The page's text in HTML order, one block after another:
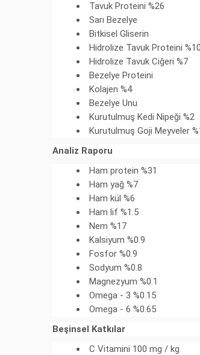
Tavuk Proteini %26
Sarı Bezelye
Bitkisel Gliserin
Hidrolize Tavuk Proteini %10
Hidrolize Tavuk Ciğeri %7
Bezelye Proteini
Kolajen %4
Bezelye Unu
Kurutulmuş Kedi Nipeği %2
Kurutulmuş Goji Meyveler
Analiz Raporu
Ham protein %31
Ham yağ %7
Ham kül %6
Ham lif %1.5
Nem %17
Kalsiyum %0.9
Fosfor %0.9
Sodyum %0.8
Magnezyum %0.1
Omega - 3 %0.15
Omega - 6 %0.65
Beşinsel Katkılar
C Vitamini 100 mg / kg